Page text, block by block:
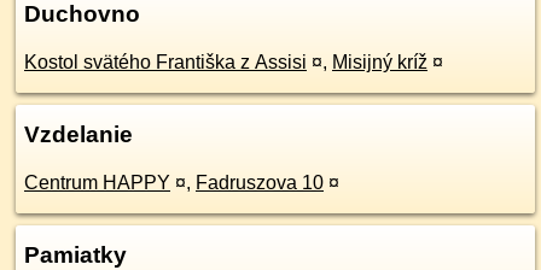
Duchovno
Kostol svätého Františka z Assisi ¤, Misijný kríž ¤
Vzdelanie
Centrum HAPPY ¤, Fadruszova 10 ¤
Pamiatky